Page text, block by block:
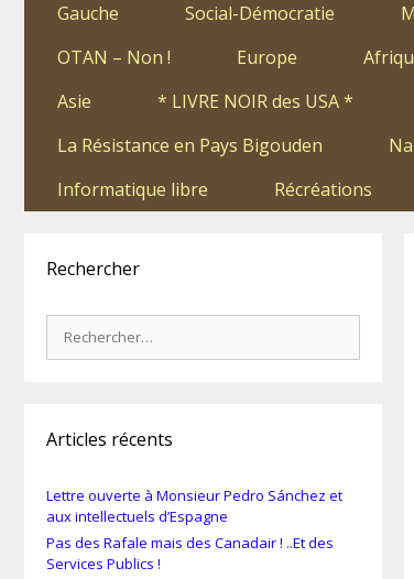
Gauche
Social-Démocratie
OTAN – Non !
Europe
Asie
* LIVRE NOIR des USA *
La Résistance en Pays Bigouden
Informatique libre
Récréations
Rechercher
Articles récents
Lettre ouverte à Monsieur Pedro Sánchez et
aux intellectuels d’Espagne
Pas des Rafale mais des Canadair ! ..Et des
Services Publics !